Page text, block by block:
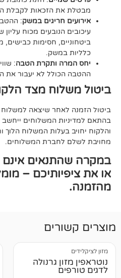
הזכאות לקבלת ההטבה.
חריגים במשק: ההטבה לא תינתן
מכוח עליון שאינו תלוי בחברה,
חסימות כבישים, מזג אוויר קיצוני
ותקרת הטבה
: שווי
לא יעבור את ה-500 נקודות.
מצד הלקוח:
שיצאה למשלוח ולפני שחלף זמן
המשלוחים ייחשב ביטול חד-צדדי
המשלוח הלוך וחזור כפי שחברת
המשלוחים.
אינם תואמים את
– מומלץ להימנע
גרנולה
מזון לדגים
1 ליטר